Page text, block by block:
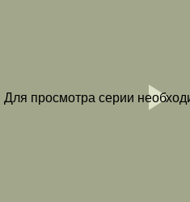
Для просмотра серии